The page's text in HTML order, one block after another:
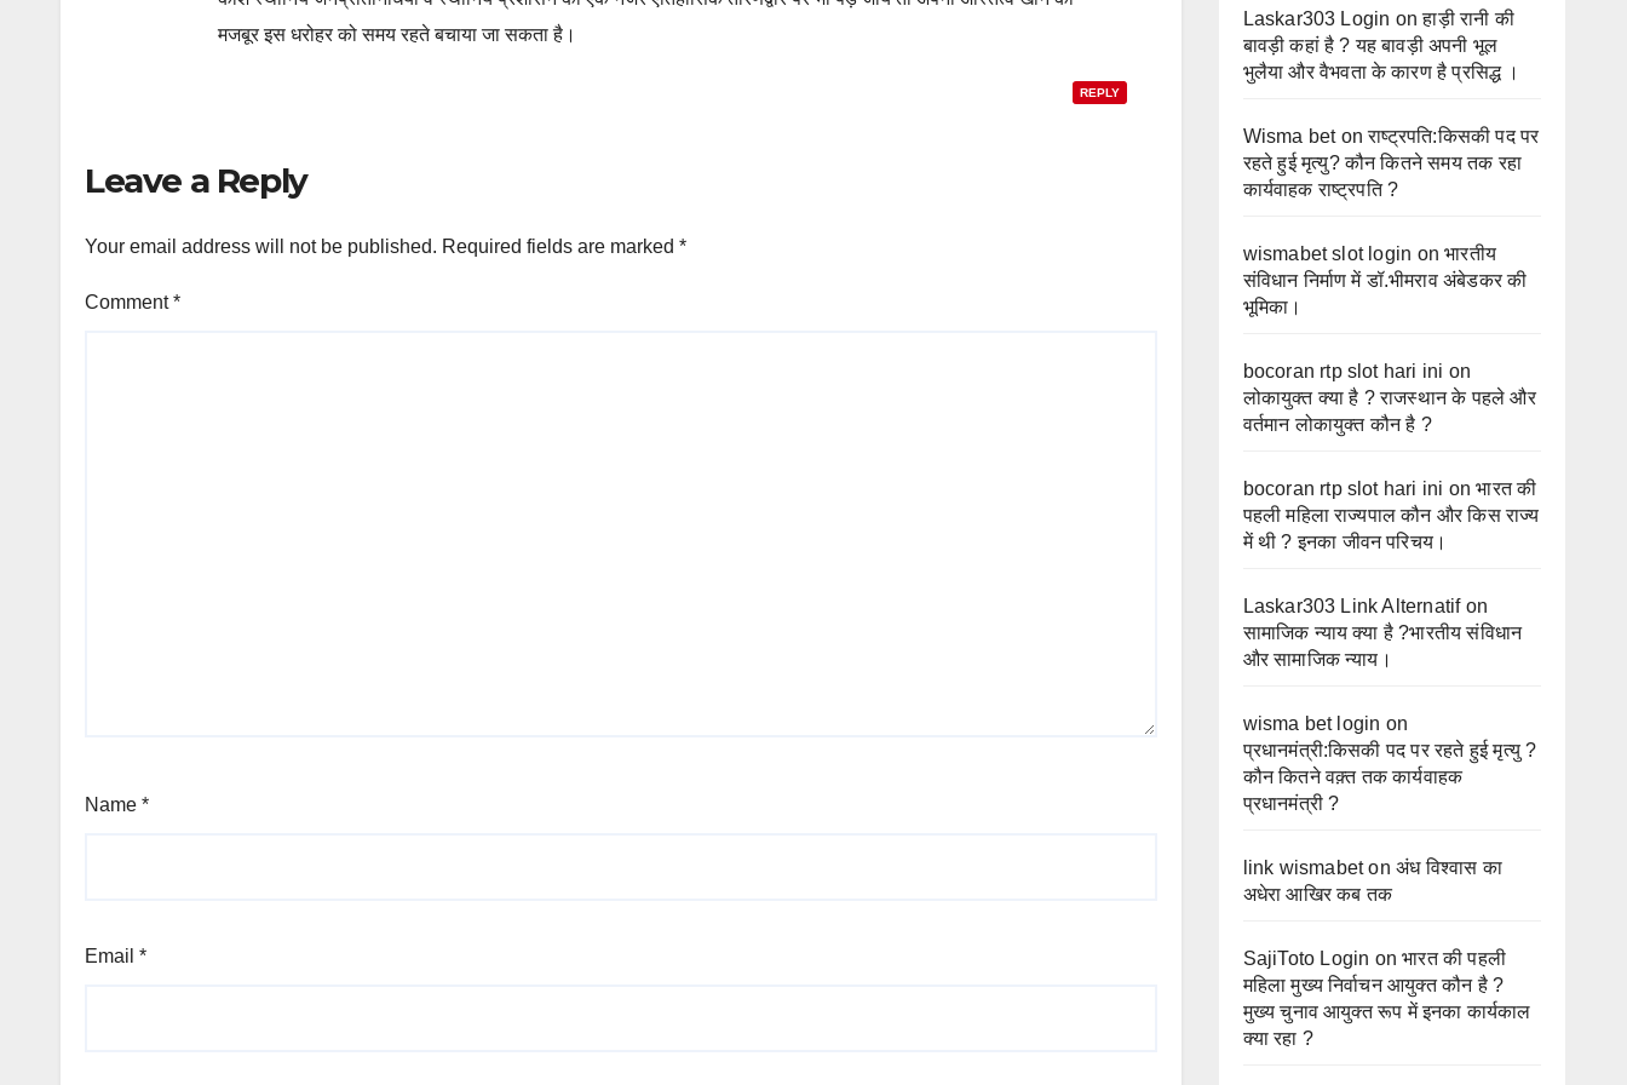
मजबूर इस धरोहर को समय रहते बचाया जा सकता है।
REPLY
Leave a Reply
Your email address will not be published. Required fields are marked *
Comment*
Name *
Email *
Laskar303 Login onहाड़ी रानी की
बावड़ी कहां है ? यह बावड़ी अपनी भूल
भुलैया और वैभवता के कारण है प्रसिद्ध ।
Wisma betonराष्ट्रपति:किसकी पद पर
रहते हुई मृत्यु? कौन कितने समय तक रहा
कार्यवाहक राष्ट्रपति ?
wismabet slot login onभारतीय
संविधान निर्माण में डॉ.भीमराव अंबेडकर की
भूमिका।
bocoran rtp slot hari ini on
लोकायुक्त क्या है ? राजस्थान के पहले और
वर्तमान लोकायुक्त कौन है ?
bocoran rtp slot hari ini onभारत की
पहली महिला राज्यपाल कौन और किस राज्य
में थी ? इनका जीवन परिचय।
Laskar303 Link Alternatifon
सामाजिक न्याय क्या है ?भारतीय संविधान
और सामाजिक न्याय।
wisma bet login on
प्रधानमंत्री:किसकी पद पर रहते हुई मृत्यु ?
कौन कितने वक़्त तक कार्यवाहक
प्रधानमंत्री ?
link wismabeton अंध विश्वास का
अधेरा आखिर कब तक
SajiToto Login onभारत की पहली
महिला मुख्य निर्वाचन आयुक्त कौन है ?
मुख्य चुनाव आयुक्त रूप में इनका कार्यकाल
क्या रहा ?